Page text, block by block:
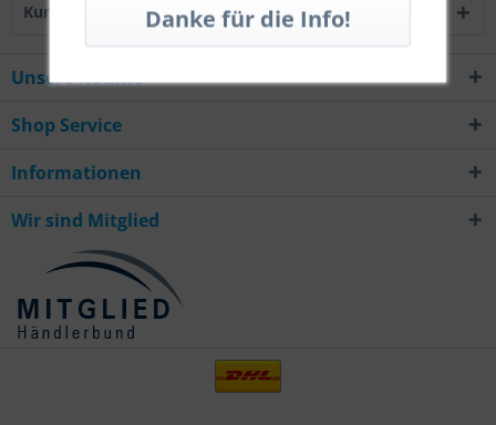
Kunden haben sich ebenfalls angesehen
Unsere Hotline
Shop Service
Informationen
Wir sind Mitglied